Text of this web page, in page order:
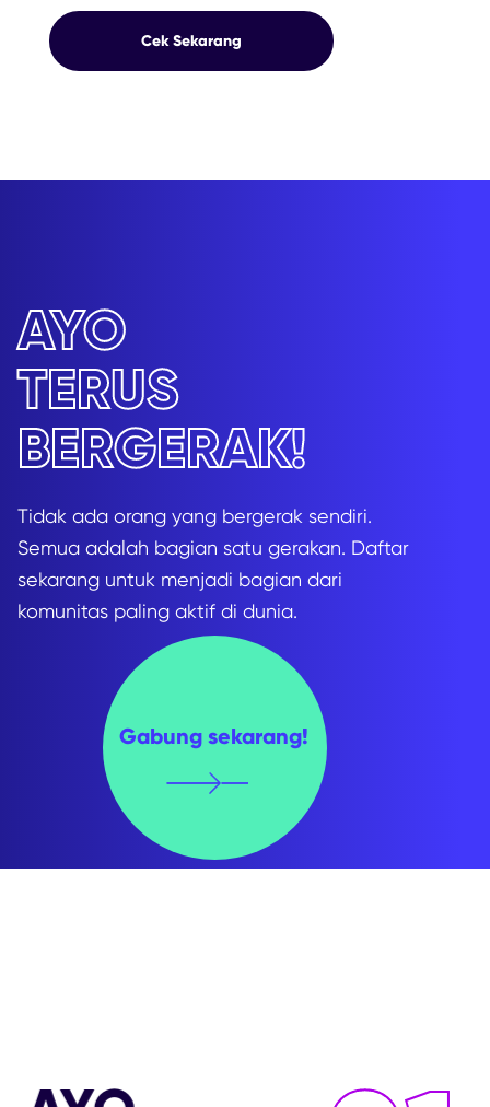
Cek Sekarang GEBYAR DEOLOTION DIOLESIN
AYO
TERUS
BERGERAK!
Tidak ada orang yang bergerak sendiri.
Semua adalah bagian satu gerakan. Daftar
sekarang untuk menjadi bagian dari
komunitas paling aktif di dunia.
Gabung sekarang!